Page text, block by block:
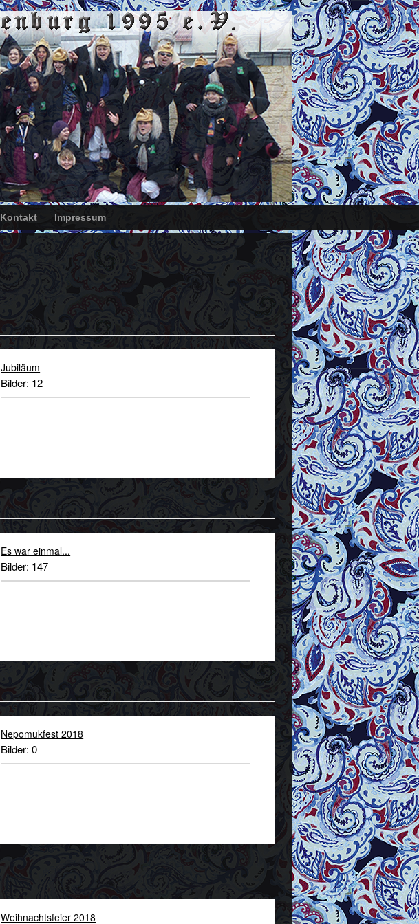
Kontakt Impressum
Jubiläum
Bilder: 12
Es war einmal...
Bilder: 147
Nepomukfest 2018
Bilder: 0
Weihnachtsfeier 2018